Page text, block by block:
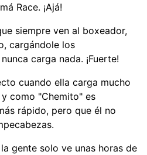
Race. ¡Ajá!
siempre ven al boxeador,
cargándole los
carga nada. ¡Fuerte!
cuando ella carga mucho
como "Chemito" es
rápido, pero que él no
gente solo ve unas horas de